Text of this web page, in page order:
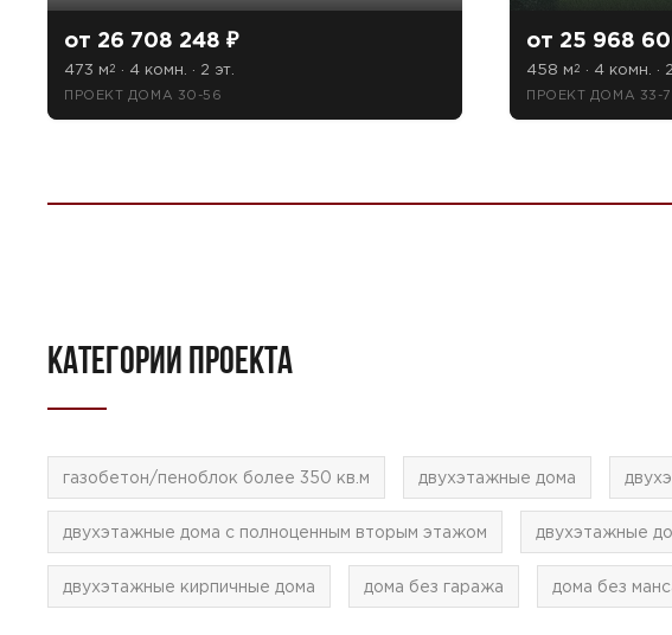
от 26 708 248 ₽
473 м2 · 4 комн. · 2 эт.
ПРОЕКТ ДОМА 30-56
от 25 968
458 м2 · 4 комн. ·
ПРОЕКТ ДОМА 33-
КАТЕГОРИИ ПРОЕКТА
газобетон/пеноблок более 350 кв.м двухэтажные дома
двухэтажные дома с полноценным вторым этажом двухэтажные
двухэтажные кирпичные дома дома без гаража дома без